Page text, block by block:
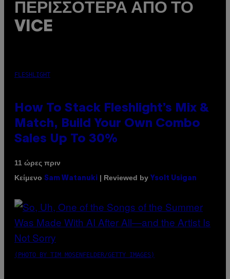
ΠΕΡΙΣΣΌΤΕΡΑ ΑΠΌ ΤΟ
VICE
FLESHLIGHT
How To Stack Fleshlight’s Mix &
Match, Build Your Own Combo
Sales Up To 30%
11 ώρες πριν
Κείμενο Sam Watanuki | Reviewed by Ysolt Usigan
(PHOTO BY TIM MOSENFELDER/GETTY IMAGES)